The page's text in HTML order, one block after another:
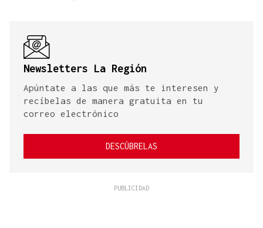
Newsletters La Región
Apúntate a las que más te interesen y
recíbelas de manera gratuita en tu
correo electrónico
DESCÚBRELAS